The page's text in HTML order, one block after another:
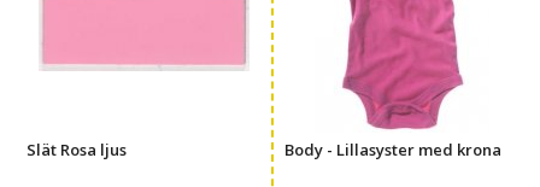
Slät Rosa ljus Body - Lillasyster med krona